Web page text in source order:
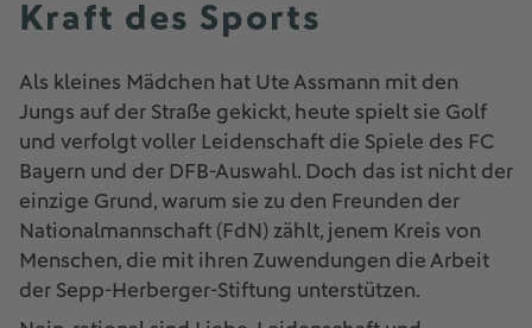
Kraft des Sports
Als kleines Mädchen hat Ute Assmann mit den
Jungs auf der Straße gekickt, heute spielt sie Golf
und verfolgt voller Leidenschaft die Spiele des FC
Bayern und der DFB-Auswahl. Doch das ist nicht der
einzige Grund, warum sie zu den Freunden der
Nationalmannschaft (FdN) zählt, jenem Kreis von
Menschen, die mit ihren Zuwendungen die Arbeit
der Sepp-Herberger-Stiftung unterstützen.